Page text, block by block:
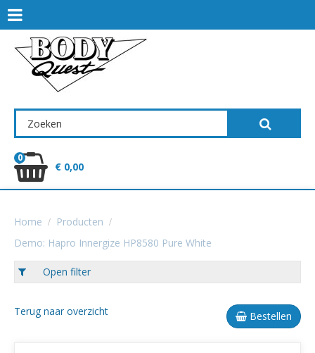
0
€ 0,00
Home
Producten
Demo: Hapro Innergize HP8580 Pure White
Open filter
Terug naar overzicht Bestellen